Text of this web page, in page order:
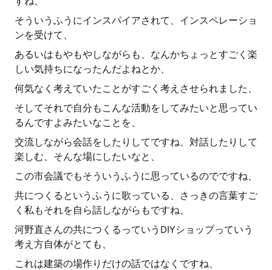
そういうふうにインスパイアされて、インスペレーショ
ンを受けて、
あるいはもやもやしながらも、なんかちょっとすごく楽
しい気持ちになったんだよねとか、
何気なく考えていたことがすごく考えさせられました、
そしてそれで自分もこんな活動をしてみたいと思ってい
るんですよみたいなことを、
交流しながら会話をしたりしてですね、対話したりして
楽しむ、そんな場にしたいなと、
この市会議でもそういうふうに思っているのでですね、
共につくるというふうに歌っている、さっきの言葉すご
く私もそれを自ら話しながらもですね、
河野直さんの共につくるっていうDIYショップっていう
考え方自体がとても、
これは建築の場作りだけの話ではなくですね、